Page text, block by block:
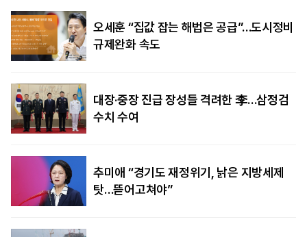
오세훈 “집값 잡는 해법은 공급”…도시정비
규제완화 속도
대장·중장 진급 장성들 격려한 李…삼정검
수치 수여
추미애 “경기도 재정위기, 낡은 지방세제
탓…뜯어고쳐야”